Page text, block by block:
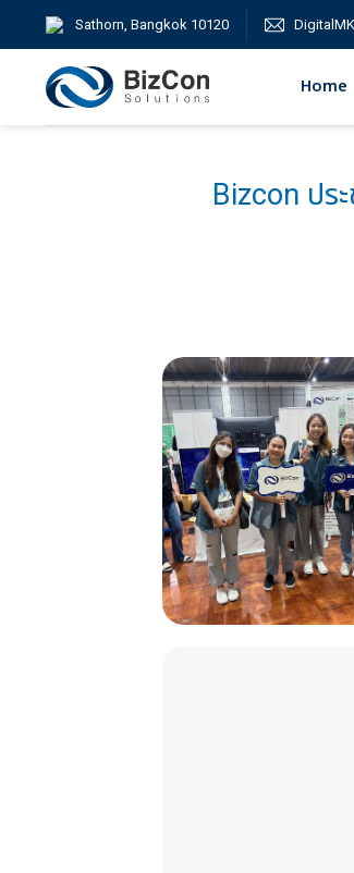
content
Sathorn, Bangkok 10120
Home
Bizcon ปร